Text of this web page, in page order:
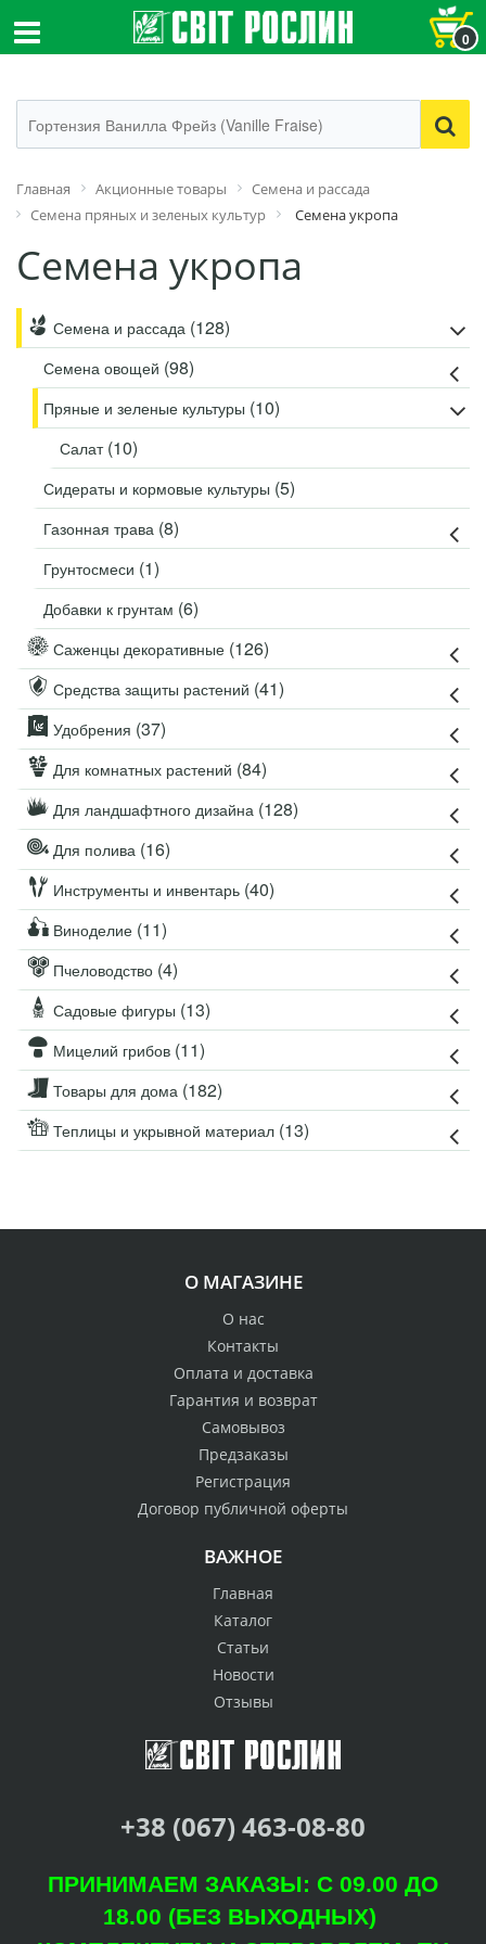
0
Главная Акционные товары
Семена и рассада
Семена пряных и зеленых культур
Семена укропа
Семена укропа
Семена и рассада (128)
Семена овощей (98)
Пряные и зеленые культуры (10)
Салат (10)
Сидераты и кормовые культуры (5)
Газонная трава (8)
Грунтосмеси (1)
Добавки к грунтам (6)
Саженцы декоративные (126)
Средства защиты растений (41)
Удобрения (37)
Для комнатных растений (84)
Для ландшафтного дизайна (128)
Для полива (16)
Инструменты и инвентарь (40)
Виноделие (11)
Пчеловодство (4)
Садовые фигуры (13)
Мицелий грибов (11)
Товары для дома (182)
Теплицы и укрывной материал (13)
О МАГАЗИНЕ
О нас
Контакты
Оплата и доставка
Гарантия и возврат
Самовывоз
Предзаказы
Регистрация
Договор публичной оферты
ВАЖНОЕ
Главная
Каталог
Статьи
Новости
Отзывы
+38 (067) 463-08-80
ПРИНИМАЕМ ЗАКАЗЫ: С 09.00 ДО
18.00 (БЕЗ ВЫХОДНЫХ)